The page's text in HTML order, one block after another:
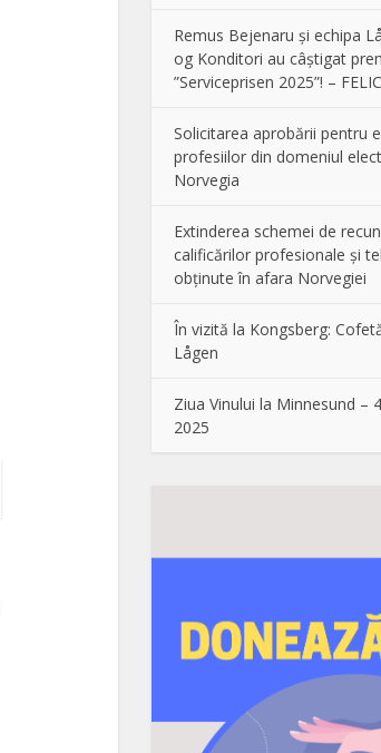
Remus Bejenaru și echipa
og Konditori au câștigat
”Serviceprisen 2025”! –
Solicitarea aprobării pentru
profesiilor din domeniul
Norvegia
Extinderea schemei de
calificărilor profesionale și
obținute în afara Norvegiei
În vizită la Kongsberg:
Lågen
Ziua Vinului la Minnesund –
2025